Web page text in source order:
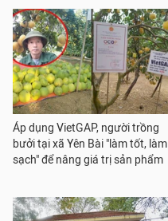
Áp dụng VietGAP, người trồng
bưởi tại xã Yên Bài "làm tốt, làm
sạch" để nâng giá trị sản phẩm